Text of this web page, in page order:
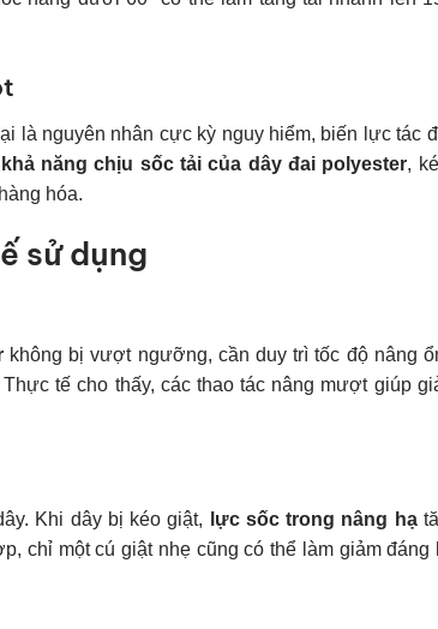
là nguyên nhân cực kỳ nguy hiểm, biến lực tác
khả năng chịu sốc tải của dây đai polyester,
hóa.
sử dụng
không bị vượt ngưỡng, cần duy trì tốc độ nâng
tế cho thấy, các thao tác nâng mượt giúp
Khi dây bị kéo giật, lực sốc trong nâng hạ
chỉ một cú giật nhẹ cũng có thể làm giảm đáng